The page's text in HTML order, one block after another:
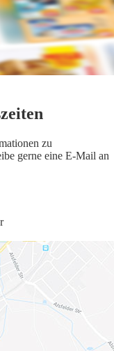
zu
gerne eine E-Mail an